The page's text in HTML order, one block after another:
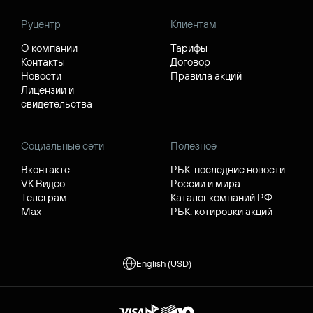
Руцентр
О компании
Контакты
Новости
Лицензии и
свидетельства
Клиентам
Тарифы
Договор
Правила акций
Социальные сети
Вконтакте
VK Видео
Телеграм
Max
Полезное
РБК: последние новости
России и мира
Каталог компаний РФ
РБК: котировки акций
English (USD)